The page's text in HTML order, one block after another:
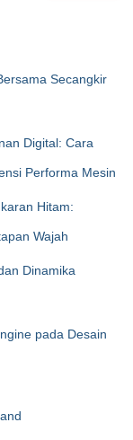
Secangkir
Digital: Cara
Performa Mesin
Hitam:
Wajah
Dinamika
pada Desain